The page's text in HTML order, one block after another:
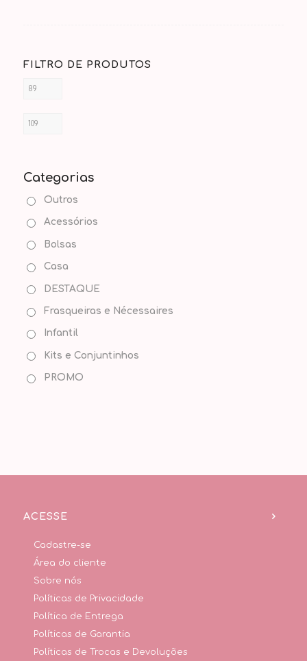
FILTRO DE PRODUTOS
Categorias
Outros
Acessórios
Bolsas
Casa
DESTAQUE
Frasqueiras e Nécessaires
Infantil
Kits e Conjuntinhos
PROMO
ACESSE
Cadastre-se
Área do cliente
Sobre nós
Políticas de Privacidade
Política de Entrega
Políticas de Garantia
Políticas de Trocas e Devoluções